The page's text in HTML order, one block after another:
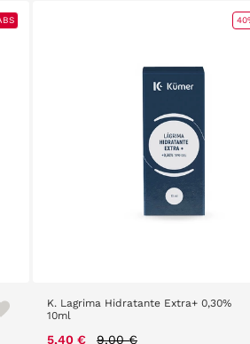
K. Lagrima Hidratante Extra+ 0,30%
10ml
5,40 € Price reduced from
9,00 €